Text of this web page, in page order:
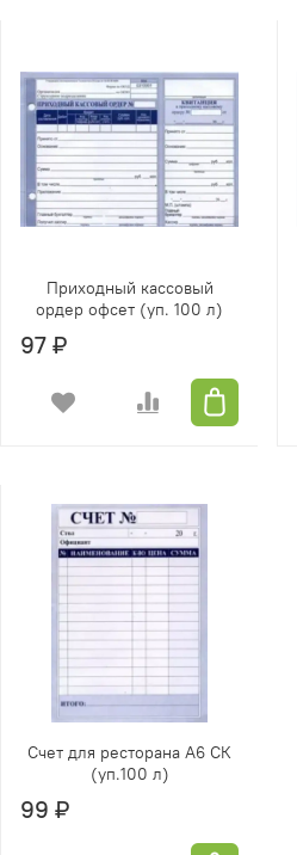
Приходный кассовый
ордер офсет (уп. 100 л)
97 ₽
Счет для ресторана А6 СК
(уп.100 л)
99 ₽